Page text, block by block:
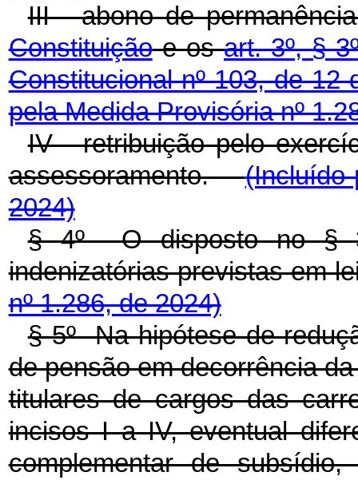
III - abono de
Constituiçãoe osart. 3º, §
Constitucional nº 103, de 12
pela Medida Provisória nº
IV - retribuição pelo
assessoramento.(Incluído
2024)
§ 4º O disposto no §
indenizatórias previstas
nº 1.286, de 2024)
§ 5º Na hipótese de
de pensão em decorrência
titulares de cargos das
incisos I a IV, eventual
complementar de